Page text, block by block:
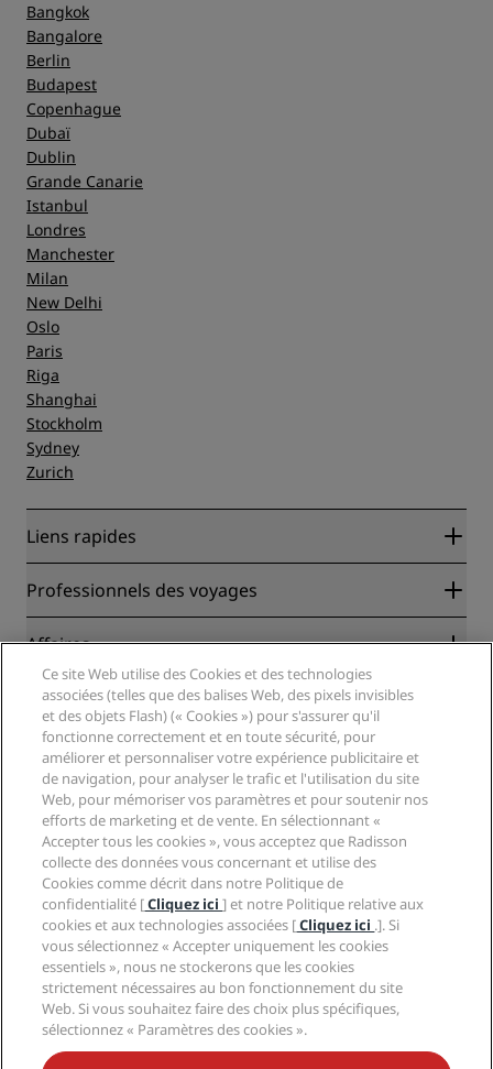
Bangkok
Bangalore
Berlin
Budapest
Copenhague
Dubaï
Dublin
Grande Canarie
Istanbul
Londres
Manchester
Milan
New Delhi
Oslo
Paris
Riga
Shanghai
Stockholm
Sydney
Zurich
Liens rapides
Radisson Rewards
Blog
Nouveaux et futurs hôtels
Application Radisson Hotels
Hôtels adaptés aux sportifs
Hôtels adaptés aux Familles
Santé et sécurité
Professionnels des voyages
Partenaires
Agents de voyages
Affaires
Radisson Hotel Group
Médias
Carrières RHG
Carrières PPHE
Carrières EHL
The Club by RHG
Opportunités de développement
Entreprise responsable
Approvisionnement
Légal
Centre de confidentialité
Mentions légales
Conditions générales Radisson Rewards
Contrat d’utilisation du site
Accessibilité numérique
Déclaration sur l’esclavage moderne
Aide
Avis aux consommateurs
Contact
FAQ
Plan du site
Médias sociaux
Marques Radisson Hotels
NE MANQUEZ AUCUNE DE NOS OFFRES LES PLUS
Ce site Web utilise des Cookies et des technologies
associées (telles que des balises Web, des pixels invisibles
et des objets Flash) (« Cookies ») pour s'assurer qu'il
fonctionne correctement et en toute sécurité, pour
améliorer et personnaliser votre expérience publicitaire et
de navigation, pour analyser le trafic et l'utilisation du site
Web, pour mémoriser vos paramètres et pour soutenir nos
efforts de marketing et de vente. En sélectionnant «
Accepter tous les cookies », vous acceptez que Radisson
collecte des données vous concernant et utilise des
Cookies comme décrit dans notre Politique de
confidentialité [Cliquez ici] et notre Politique relative aux
cookies et aux technologies associées [Cliquez ici .]. Si
vous sélectionnez « Accepter uniquement les cookies
essentiels », nous ne stockerons que les cookies
strictement nécessaires au bon fonctionnement du site
Web. Si vous souhaitez faire des choix plus spécifiques,
sélectionnez « Paramètres des cookies ».